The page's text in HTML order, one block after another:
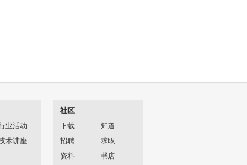
业活动
术讲座
社区
下载
知道
招聘
求职
资料
书店